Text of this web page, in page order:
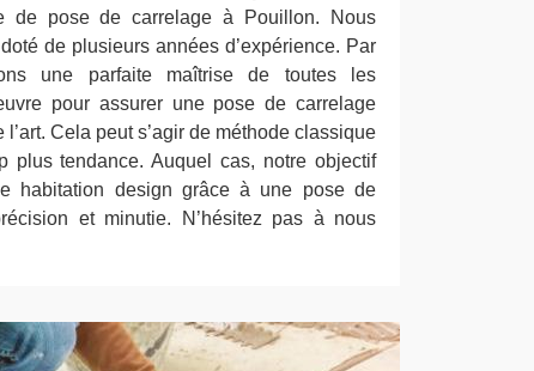
de pose de carrelage à Pouillon. Nous
de plusieurs années d’expérience. Par
une parfaite maîtrise de toutes les
pour assurer une pose de carrelage
Cela peut s’agir de méthode classique
plus tendance. Auquel cas, notre objectif
habitation design grâce à une pose de
et minutie. N’hésitez pas à nous